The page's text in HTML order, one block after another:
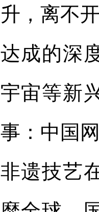
升，离不
达成的深
宇宙等新
事：中国
非遗技艺